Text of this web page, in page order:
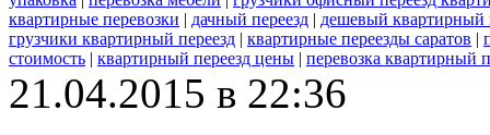
квартирные перевозки | дачный переезд | дешевый квартирный
грузчики квартирный переезд | квартирные переезды саратов |
стоимость | квартирный переезд цены | перевозка квартирный
21.04.2015 в 22:36